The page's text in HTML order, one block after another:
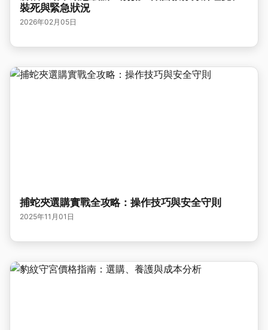
裝死與緊急狀況
2026年02月05日
捕蛇夾選購實戰全攻略：操作技巧與安全守則
2025年11月01日